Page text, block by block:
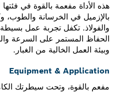
هذه الأداة مفعمة بالقوة في فئتها
بالإزميل في الخرسانة والطوب،
والفولاذ. تكفل تجربة عمل بسيطة
الحفاظ المستمر على السرعة
وبيئة العمل الخالية من الغبار.
Equipment & Application
مفعم بالقوة، وتحت سيطرتك